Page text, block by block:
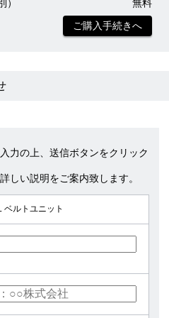
） 無料
ご購入手続きへ
力の上、送信ボタンをクリック
しい説明をご案内致します。
ベルトユニット